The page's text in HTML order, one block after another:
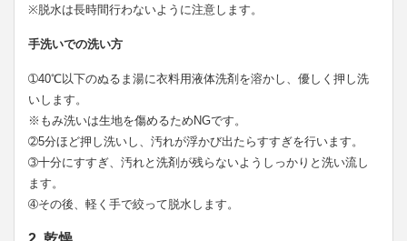
※脱水は長時間行わないように注意します。
手洗いでの洗い方
➀40℃以下のぬるま湯に衣料用液体洗剤を溶かし、優しく押し洗
いします。
※もみ洗いは生地を傷めるためNGです。
➁5分ほど押し洗いし、汚れが浮かび出たらすすぎを行います。
➂十分にすすぎ、汚れと洗剤が残らないようしっかりと洗い流し
ます。
➃その後、軽く手で絞って脱水します。